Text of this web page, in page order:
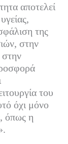
αποτελεί
της
στην
στην
του
όχι μόνο
όπως η